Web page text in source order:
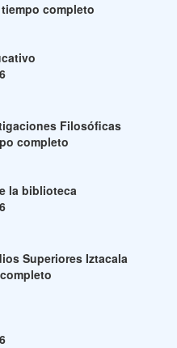
completo
Filosóficas
completo
la biblioteca
Superiores Iztacala